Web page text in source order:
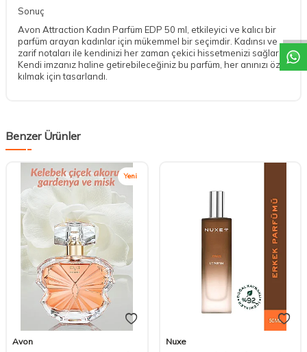
Sonuç
Avon Attraction Kadın Parfüm EDP 50 ml, etkileyici ve kalıcı bir
parfüm arayan kadınlar için mükemmel bir seçimdir. Kadınsı ve
zarif notaları ile kendinizi her zaman çekici hissetmenizi sağlar.
Kendi imzanız haline getirebileceğiniz bu parfüm, her anınızı özel
kılmak için tasarlandı.
Benzer Ürünler
Yeni
Avon
Nuxe